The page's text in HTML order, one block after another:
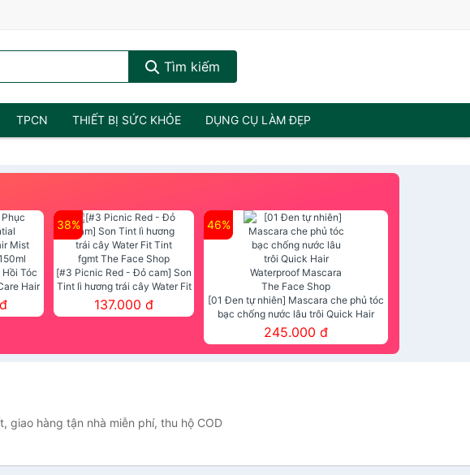
Tìm kiếm
TPCN THIẾT BỊ SỨC KHỎE DỤNG CỤ LÀM ĐẸP
Tóc
Hair
150ml
38%
[#3 Picnic Red - Đỏ cam] Son
Tint lì hương trái cây Water Fit
Tint fgmt The Face Shop
137.000 đ
46%
[01 Đen tự nhiên] Mascara che phủ tóc
bạc chống nước lâu trôi Quick Hair
Waterproof Mascara The Face Shop
245.000 đ
giao hàng tận nhà miễn phí, thu hộ COD